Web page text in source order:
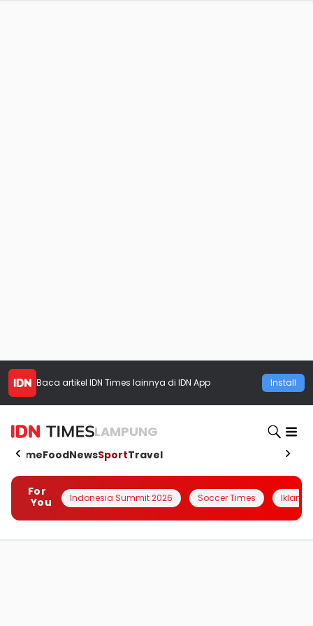
Baca artikel IDN Times lainnya di IDN App Install
LAMPUNG
HomeFoodNewsSportTravel
For
You
Indonesia Summit 2026 Soccer Times Iklanin